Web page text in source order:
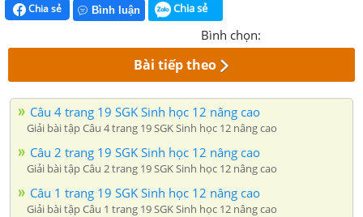
Chia sẻ Bình luận Chia sẻ
Bình chọn:
Bài tiếp theo
Câu 4 trang 19 SGK Sinh học 12 nâng cao
Giải bài tập Câu 4 trang 19 SGK Sinh học 12 nâng cao
Câu 2 trang 19 SGK Sinh học 12 nâng cao
Giải bài tập Câu 2 trang 19 SGK Sinh học 12 nâng cao
Câu 1 trang 19 SGK Sinh học 12 nâng cao
Giải bài tập Câu 1 trang 19 SGK Sinh học 12 nâng cao